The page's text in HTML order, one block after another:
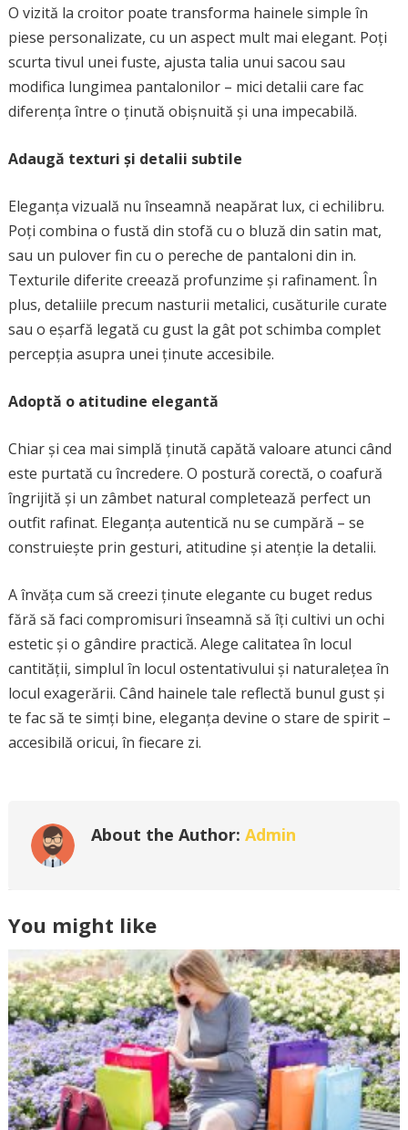
O vizită la croitor poate transforma hainele simple în
piese personalizate, cu un aspect mult mai elegant. Poți
scurta tivul unei fuste, ajusta talia unui sacou sau
modifica lungimea pantalonilor – mici detalii care fac
diferența între o ținută obișnuită și una impecabilă.
Adaugă texturi și detalii subtile
Eleganța vizuală nu înseamnă neapărat lux, ci echilibru.
Poți combina o fustă din stofă cu o bluză din satin mat,
sau un pulover fin cu o pereche de pantaloni din in.
Texturile diferite creează profunzime și rafinament. În
plus, detaliile precum nasturii metalici, cusăturile curate
sau o eșarfă legată cu gust la gât pot schimba complet
percepția asupra unei ținute accesibile.
Adoptă o atitudine elegantă
Chiar și cea mai simplă ținută capătă valoare atunci când
este purtată cu încredere. O postură corectă, o coafură
îngrijită și un zâmbet natural completează perfect un
outfit rafinat. Eleganța autentică nu se cumpără – se
construiește prin gesturi, atitudine și atenție la detalii.
A învăța cum să creezi ținute elegante cu buget redus
fără să faci compromisuri înseamnă să îți cultivi un ochi
estetic și o gândire practică. Alege calitatea în locul
cantității, simplul în locul ostentativului și naturalețea în
locul exagerării. Când hainele tale reflectă bunul gust și
te fac să te simți bine, eleganța devine o stare de spirit –
accesibilă oricui, în fiecare zi.
About the Author: Admin
You might like